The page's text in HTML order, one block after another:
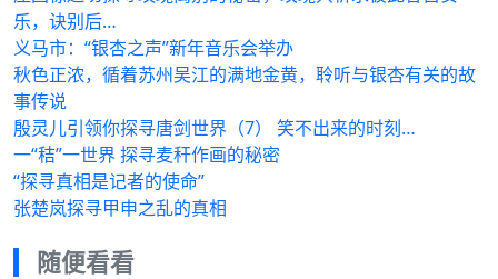
乐，诀别后…
义马市：“银杏之声”新年音乐会举办
秋色正浓，循着苏州吴江的满地金黄，聆听与银杏有关的故
事传说
殷灵儿引领你探寻唐剑世界（7） 笑不出来的时刻…
一“秸”一世界 探寻麦秆作画的秘密
“探寻真相是记者的使命”
张楚岚探寻甲申之乱的真相
随便看看